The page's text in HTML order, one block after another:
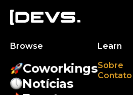
Browse
Coworkings
Notícias
Learn
Sobre
Contato